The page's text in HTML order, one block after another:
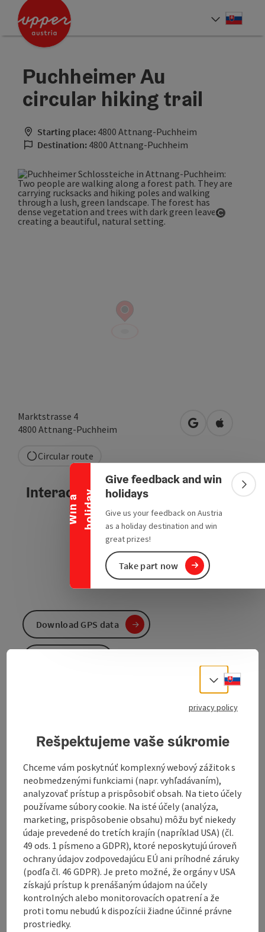
Accesskey
Accesskey
W
i
n
a
h
o
l
i
d
a y
Collapse banner
Give feedback and win
holidays
Give us your feedback on Austria
as a holiday destination and win
great prizes!
Take part now
Puchheimer Au
circular hiking trail
Starting place: 4800 Attnang-Puchheim
Destination: 4800 Attnang-Puchheim
Marktstrasse 4
4800 Attnang-Puchheim open in Google
Open in
Circular route
Beautiful hike through the alluvial forest and along
the river.
Between the bridge over the Ager and the bank
protection wall there is a metal gate that leads to a
riverside path on the left bank of the Ager. This path
stretches between the bank protection wall and the
riverbank, where three benches invite you to take a
rest. The path continues along the top of the bank
protection dam. You reach the culvert that supplies
the Weissenbach with water under the Ager. After this
point, the path leads into the floodplain and runs
about 10 to 20 ...
Interactive elevation profile
Download GPS data
Select
privacy policy
Rešpektujeme vaše súkromie
Chceme vám poskytnúť komplexný webový zážitok s
neobmedzenými funkciami (napr. vyhľadávaním),
analyzovať prístup a prispôsobiť obsah. Na tieto účely
používame súbory cookie. Na isté účely (analýza,
marketing, prispôsobenie obsahu) môžu byť niekedy
údaje prevedené do tretích krajín (napríklad USA) (čl.
49 ods. 1 písmeno a GDPR), ktoré neposkytujú úroveň
ochrany údajov zodpovedajúcu EÚ ani príhodné záruky
(podľa čl. 46 GDPR). Je preto možné, že orgány v USA
získajú prístup k prenášaným údajom na účely
kontrolných alebo monitorovacích opatrení a že
proti tomu nebudú k dispozícii žiadne účinné právne
prostriedky.